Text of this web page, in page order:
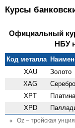
Курсы
Официальный
НБУ
Код металла
XAU
Золото
XAG Серебро
XPT Платина
XPD
Oz – тройская